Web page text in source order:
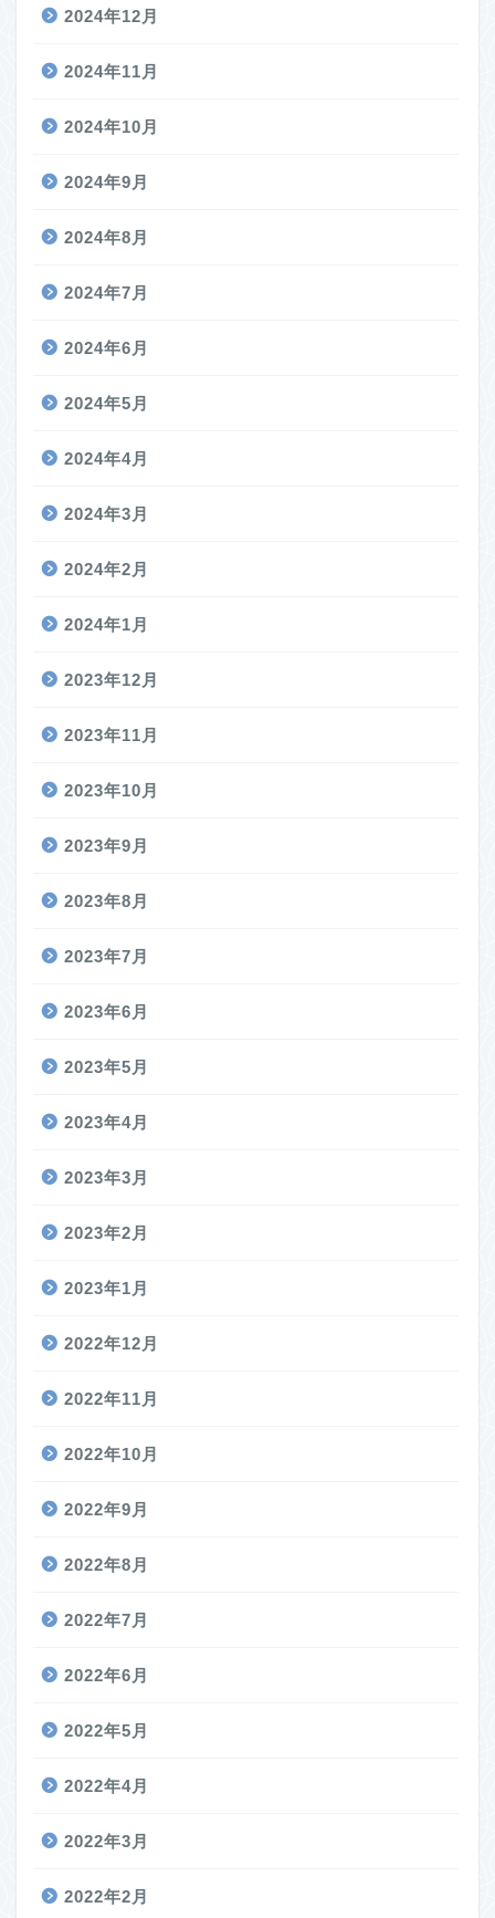
2024年12月
2024年11月
2024年10月
2024年9月
2024年8月
2024年7月
2024年6月
2024年5月
2024年4月
2024年3月
2024年2月
2024年1月
2023年12月
2023年11月
2023年10月
2023年9月
2023年8月
2023年7月
2023年6月
2023年5月
2023年4月
2023年3月
2023年2月
2023年1月
2022年12月
2022年11月
2022年10月
2022年9月
2022年8月
2022年7月
2022年6月
2022年5月
2022年4月
2022年3月
2022年2月